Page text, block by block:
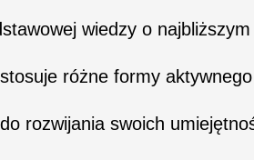
wiedzy o
różne formy
rozwijania swoich